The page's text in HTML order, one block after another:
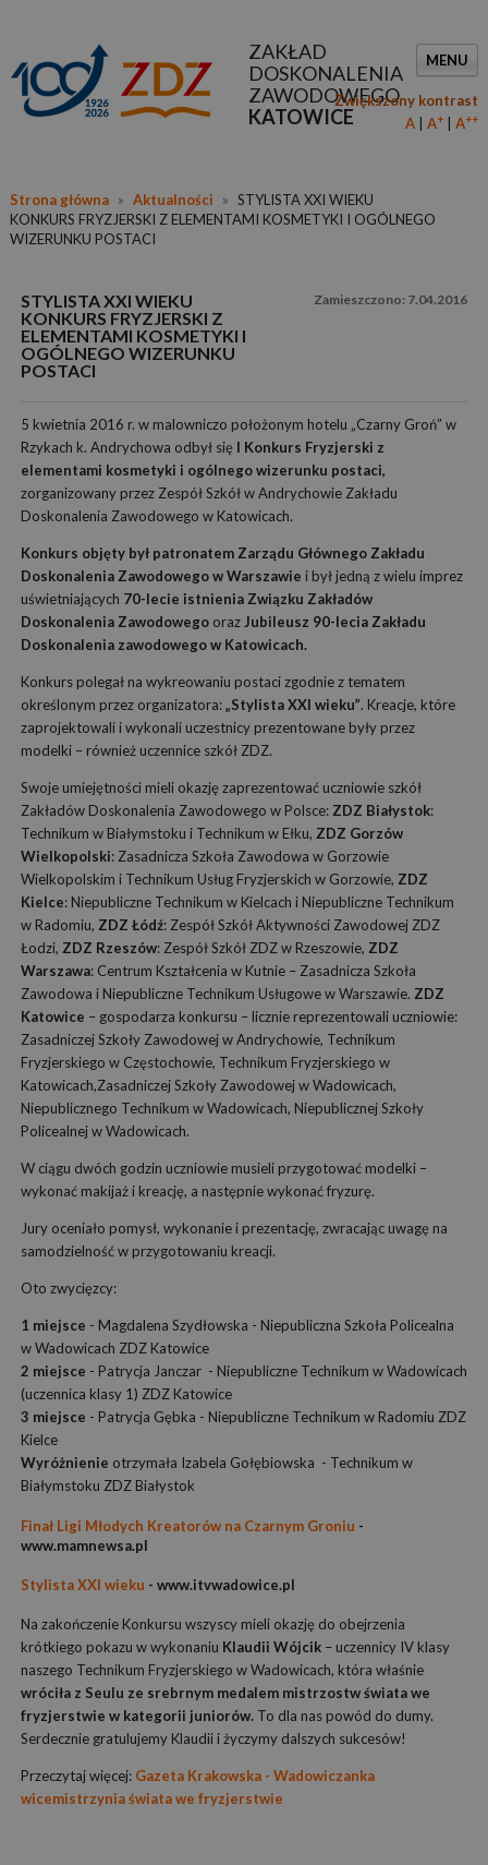
ZAKŁAD
DOSKONALENIA
ZAWODOWEGO
KATOWICE
MENU
Zwiększony kontrast
A
A+ A++
Strona główna » Aktualności » STYLISTA XXI WIEKU
KONKURS FRYZJERSKI Z ELEMENTAMI KOSMETYKI I OGÓLNEGO
WIZERUNKU POSTACI
STYLISTA XXI WIEKU
KONKURS FRYZJERSKI Z
ELEMENTAMI KOSMETYKI I
OGÓLNEGO WIZERUNKU
POSTACI
7.04.2016
5 kwietnia 2016 r. w malowniczo położonym hotelu „Czarny Groń” w
Rzykach k. Andrychowa odbył się I Konkurs Fryzjerski z
elementami kosmetyki i ogólnego wizerunku postaci,
zorganizowany przez Zespół Szkół w Andrychowie Zakładu
Doskonalenia Zawodowego w Katowicach.
Konkurs objęty był patronatem Zarządu Głównego Zakładu
Doskonalenia Zawodowego w Warszawie i był jedną z wielu imprez
uświetniających 70-lecie istnienia Związku Zakładów
Doskonalenia Zawodowego oraz Jubileusz 90-lecia Zakładu
Doskonalenia zawodowego w Katowicach.
Konkurs polegał na wykreowaniu postaci zgodnie z tematem
określonym przez organizatora:„Stylista XXI wieku”. Kreacje, które
zaprojektowali i wykonali uczestnicy prezentowane były przez
modelki – również uczennice szkół ZDZ.
Swoje umiejętności mieli okazję zaprezentować uczniowie szkół
Zakładów Doskonalenia Zawodowego w Polsce: ZDZ Białystok:
Technikum w Białymstoku i Technikum w Ełku, ZDZ Gorzów
Wielkopolski: Zasadnicza Szkoła Zawodowa w Gorzowie
Wielkopolskim i Technikum Usług Fryzjerskich w Gorzowie, ZDZ
Kielce: Niepubliczne Technikum w Kielcach i Niepubliczne Technikum
w Radomiu, ZDZ Łódź: Zespół Szkół Aktywności Zawodowej ZDZ
Łodzi, ZDZ Rzeszów: Zespół Szkół ZDZ w Rzeszowie, ZDZ
Warszawa: Centrum Kształcenia w Kutnie – Zasadnicza Szkoła
Zawodowa i Niepubliczne Technikum Usługowe w Warszawie. ZDZ
Katowice – gospodarza konkursu – licznie reprezentowali uczniowie:
Zasadniczej Szkoły Zawodowej w Andrychowie, Technikum
Fryzjerskiego w Częstochowie, Technikum Fryzjerskiego w
Katowicach,Zasadniczej Szkoły Zawodowej w Wadowicach,
Niepublicznego Technikum w Wadowicach, Niepublicznej Szkoły
Policealnej w Wadowicach.
W ciągu dwóch godzin uczniowie musieli przygotować modelki –
wykonać makijaż i kreację, a następnie wykonać fryzurę.
Jury oceniało pomysł, wykonanie i prezentację, zwracając uwagę na
samodzielność w przygotowaniu kreacji.
Oto zwycięzcy:
1 miejsce - Magdalena Szydłowska - Niepubliczna Szkoła Policealna
w Wadowicach ZDZ Katowice
2 miejsce - Patrycja Janczar - Niepubliczne Technikum w Wadowicach
(uczennica klasy 1) ZDZ Katowice
3 miejsce - Patrycja Gębka - Niepubliczne Technikum w Radomiu ZDZ
Kielce
Wyróżnienie otrzymała Izabela Gołębiowska - Technikum w
Białymstoku ZDZ Białystok
Finał Ligi Młodych Kreatorów na Czarnym Groniu -
www.mamnewsa.pl
Stylista XXI wieku - www.itvwadowice.pl
Na zakończenie Konkursu wszyscy mieli okazję do obejrzenia
krótkiego pokazu w wykonaniu Klaudii Wójcik– uczennicy IV klasy
naszego Technikum Fryzjerskiego w Wadowicach, która właśnie
wróciła z Seulu ze srebrnym medalem mistrzostw świata we
fryzjerstwie w kategorii juniorów. To dla nas powód do dumy.
Serdecznie gratulujemy Klaudii i życzymy dalszych sukcesów!
Przeczytaj więcej: Gazeta Krakowska - Wadowiczanka
wicemistrzynia świata we fryzjerstwie